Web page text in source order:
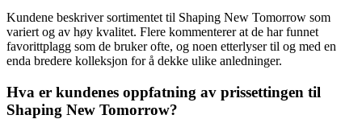
Kundene beskriver sortimentet til Shaping New Tomorrow som
variert og av høy kvalitet. Flere kommenterer at de har funnet
favorittplagg som de bruker ofte, og noen etterlyser til og med en
enda bredere kolleksjon for å dekke ulike anledninger.
Hva er kundenes oppfatning av prissettingen til
Shaping New Tomorrow?